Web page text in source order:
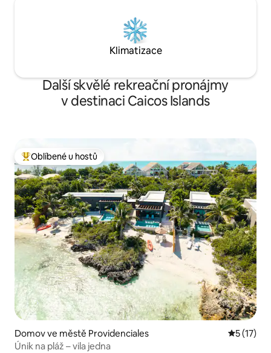
Klimatizace
Další skvělé rekreační pronájmy
v destinaci Caicos Islands
Nejlepší v kategorii Oblíbené u hostů
Oblíbené u hostů
Domov ve městě Providenciales
5 (17)
Únik na pláž – vila jedna